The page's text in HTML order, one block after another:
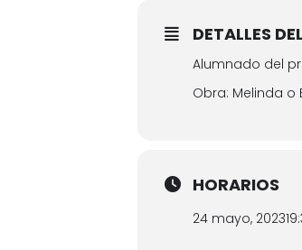
DETALLES
Alumnado del
Obra: Melinda o
HORARIOS
24 mayo, 2023